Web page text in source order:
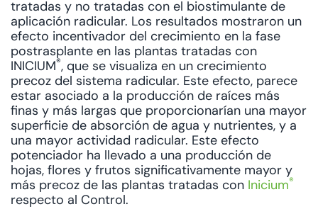
tratadas y no tratadas con el biostimulante de
aplicación radicular. Los resultados mostraron un
efecto incentivador del crecimiento en la fase
postrasplante en las plantas tratadas con
INICIUM®, que se visualiza en un crecimiento
precoz del sistema radicular. Este efecto, parece
estar asociado a la producción de raíces más
finas y más largas que proporcionarían una mayor
superficie de absorción de agua y nutrientes, y a
una mayor actividad radicular. Este efecto
potenciador ha llevado a una producción de
hojas, flores y frutos significativamente mayor y
más precoz de las plantas tratadas con Inicium®
respecto al Control.